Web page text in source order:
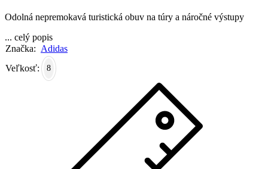
Odolná nepremokavá turistická obuv na túry a náročné výstupy
... celý popis
Značka: Adidas
Veľkosť:
8